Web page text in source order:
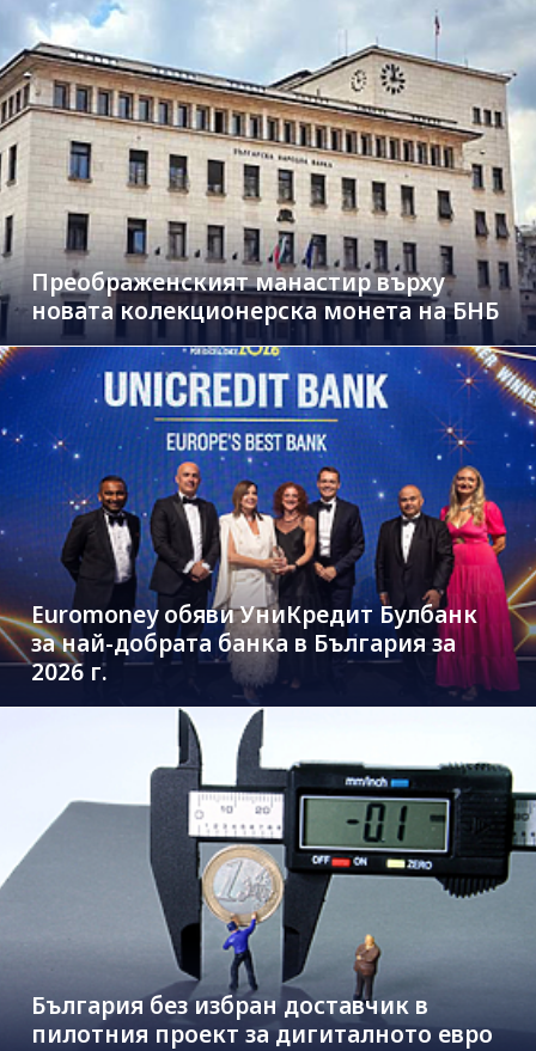
Преображенският манастир върху
новата колекционерска монета на БНБ
Euromoney обяви УниКредит Булбанк
за най-добрата банка в България за
2026 г.
България без избран доставчик в
пилотния проект за дигиталното евро